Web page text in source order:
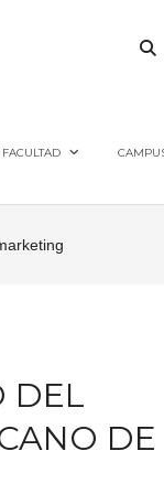
FACULTAD
DEL
DE